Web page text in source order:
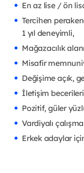
En az lise / ön
Tercihen
1 yıl deneyimli,
Mağazacılık
Misafir
Değişime açık,
İletişim
Pozitif, güler
Vardiyalı
Erkek adaylar